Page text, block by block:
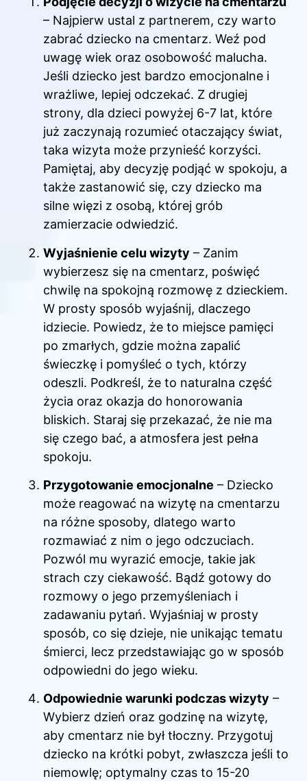
– Najpierw ustal z partnerem, czy warto
zabrać dziecko na cmentarz. Weź pod
uwagę wiek oraz osobowość malucha.
Jeśli dziecko jest bardzo emocjonalne i
wrażliwe, lepiej odczekać. Z drugiej
strony, dla dzieci powyżej 6-7 lat, które
już zaczynają rozumieć otaczający świat,
taka wizyta może przynieść korzyści.
Pamiętaj, aby decyzję podjąć w spokoju, a
także zastanowić się, czy dziecko ma
silne więzi z osobą, której grób
zamierzacie odwiedzić.
Wyjaśnienie celu wizyty – Zanim
wybierzesz się na cmentarz, poświęć
chwilę na spokojną rozmowę z dzieckiem.
W prosty sposób wyjaśnij, dlaczego
idziecie. Powiedz, że to miejsce pamięci
po zmarłych, gdzie można zapalić
świeczkę i pomyśleć o tych, którzy
odeszli. Podkreśl, że to naturalna część
życia oraz okazja do honorowania
bliskich. Staraj się przekazać, że nie ma
się czego bać, a atmosfera jest pełna
spokoju.
Przygotowanie emocjonalne – Dziecko
może reagować na wizytę na cmentarzu
na różne sposoby, dlatego warto
rozmawiać z nim o jego odczuciach.
Pozwól mu wyrazić emocje, takie jak
strach czy ciekawość. Bądź gotowy do
rozmowy o jego przemyśleniach i
zadawaniu pytań. Wyjaśniaj w prosty
sposób, co się dzieje, nie unikając tematu
śmierci, lecz przedstawiając go w sposób
odpowiedni do jego wieku.
Odpowiednie warunki podczas wizyty –
Wybierz dzień oraz godzinę na wizytę,
aby cmentarz nie był tłoczny. Przygotuj
dziecko na krótki pobyt, zwłaszcza jeśli to
niemowlę; optymalny czas to 15-20